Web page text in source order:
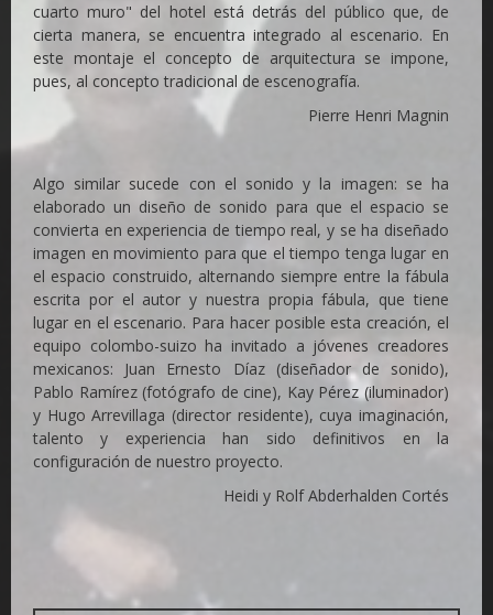
cuarto muro" del hotel está detrás del público que, de
cierta manera, se encuentra integrado al escenario. En
este montaje el concepto de arquitectura se impone,
pues, al concepto tradicional de escenografía.
Pierre Henri Magnin
Algo similar sucede con el sonido y la imagen: se ha
elaborado un diseño de sonido para que el espacio se
convierta en experiencia de tiempo real, y se ha diseñado
imagen en movimiento para que el tiempo tenga lugar en
el espacio construido, alternando siempre entre la fábula
escrita por el autor y nuestra propia fábula, que tiene
lugar en el escenario. Para hacer posible esta creación, el
equipo colombo-suizo ha invitado a jóvenes creadores
mexicanos: Juan Ernesto Díaz (diseñador de sonido),
Pablo Ramírez (fotógrafo de cine), Kay Pérez (iluminador)
y Hugo Arrevillaga (director residente), cuya imaginación,
talento y experiencia han sido definitivos en la
configuración de nuestro proyecto.
Heidi y Rolf Abderhalden Cortés